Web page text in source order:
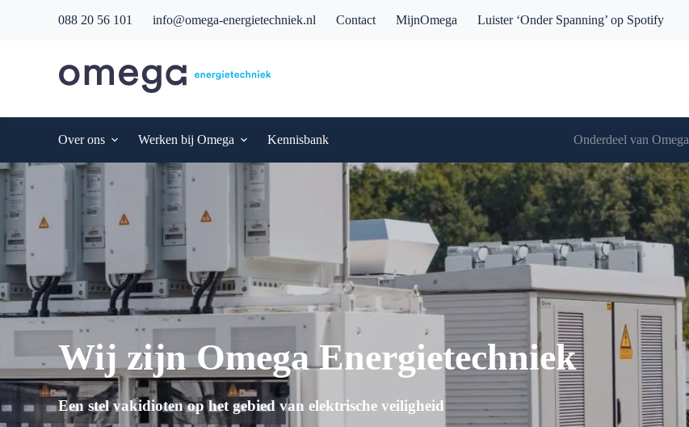
e
h
o
u
088 20 56 101 info@omega-energietechniek.nl Contact MijnOmega Luister ‘Onder Spanning’ op Spotify
Over ons Werken bij Omega Kennisbank Onderdeel van Omega
Wij zijn Omega Energietechniek
Een stel vakidioten op het gebied van elektrische veiligheid